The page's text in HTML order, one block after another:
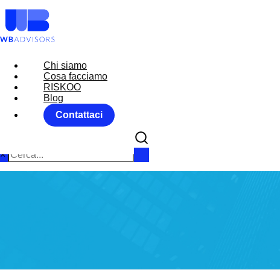
Chi siamo
Cosa facciamo
RISKOO
Blog
Contattaci
Chi siamo
Cosa facciamo
RISKOO
Blog
Contattaci
×